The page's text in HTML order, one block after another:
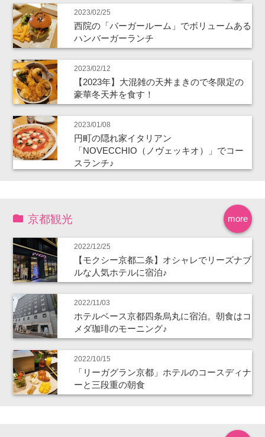
2023/02/25
西院の「バーガールーム」でボリュームある
ハンバーガーランチ
2023/02/12
【2023年】大混雑の天丼まきので冬限定の
豪華冬天丼を食す！
2023/01/08
円町の隠れ家イタリアン
「NOVECCHIO（ノヴェッキオ）」でコー
スランチ♪
more
京都観光
2022/12/25
【モクシー京都二条】オシャレでリーズナブ
ルな人気ホテルに宿泊♪
2022/11/03
ホテルベース京都四条烏丸に宿泊。朝食はコ
メダ珈琲のモーニング♪
2022/10/15
「リーガグラン京都」ホテルのコースディナ
ーと三段重の朝食